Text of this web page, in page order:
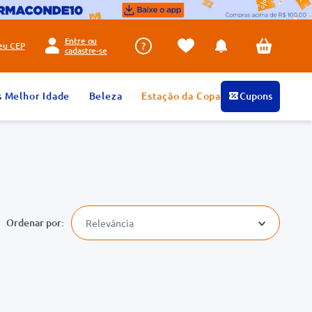
CEP
Entre ou
cadastre-se
Melhor Idade Beleza Estação da Copa Cupons
Relevância